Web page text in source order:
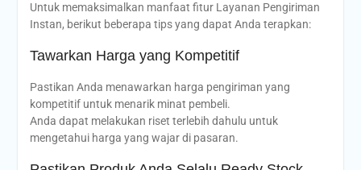
Untuk memaksimalkan manfaat fitur Layanan Pengiriman
Instan, berikut beberapa tips yang dapat Anda terapkan:
Tawarkan Harga yang Kompetitif
Pastikan Anda menawarkan harga pengiriman yang
kompetitif untuk menarik minat pembeli.
Anda dapat melakukan riset terlebih dahulu untuk
mengetahui harga yang wajar di pasaran.